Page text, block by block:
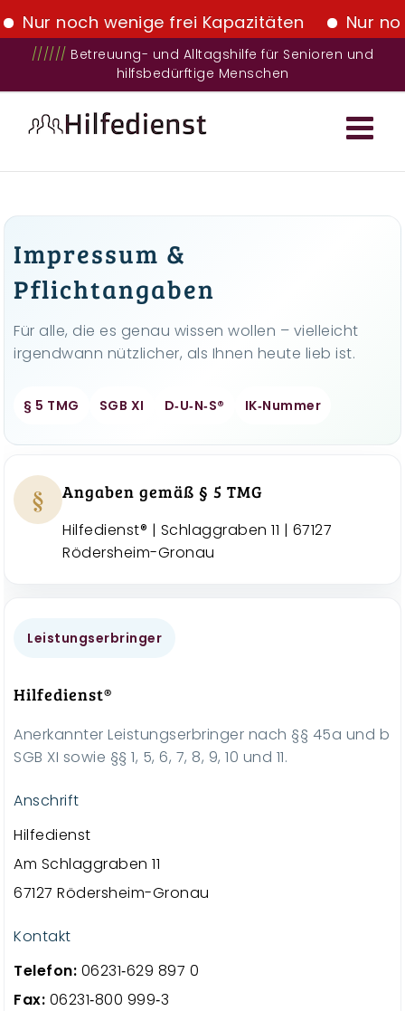
noch wenige frei Kapazitäten
Nur
Zum
Inhalt
springen
////// Betreuung- und Alltagshilfe für Senioren und
hilfsbedürftige Menschen
Impressum &
Pflichtangaben
Für alle, die es genau wissen wollen – vielleicht
irgendwann nützlicher, als Ihnen heute lieb ist.
§ 5 TMG SGB XI D‑U‑N‑S® IK‑Nummer
§ Angaben gemäß § 5 TMG
Hilfedienst® | Schlaggraben 11 | 67127
Rödersheim-Gronau
Leistungserbringer
Hilfedienst®
Anerkannter Leistungserbringer nach §§ 45a und b
SGB XI sowie §§ 1, 5, 6, 7, 8, 9, 10 und 11.
Anschrift
Hilfedienst
Am Schlaggraben 11
67127 Rödersheim-Gronau
Kontakt
Telefon: 06231‑629 897 0
Fax: 06231‑800 999‑3